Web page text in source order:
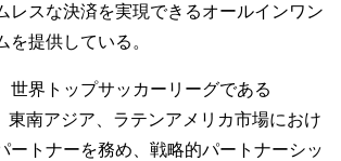
レスな決済を実現できるオールインワン
提供している。
世界トップサッカーリーグである
東南アジア、ラテンアメリカ市場におけ
ートナーを務め、戦略的パートナーシッ